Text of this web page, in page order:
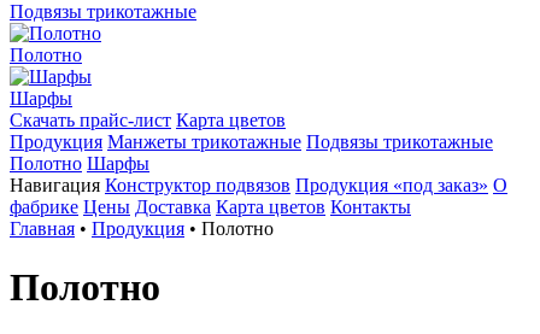
Подвязы трикотажные
Полотно
Шарфы
Скачать прайс-лист Карта цветов
Продукция Манжеты трикотажные Подвязы трикотажные
Полотно Шарфы
Навигация Конструктор подвязов Продукция «под заказ» О
фабрике Цены Доставка Карта цветов Контакты
Главная • Продукция • Полотно
Полотно